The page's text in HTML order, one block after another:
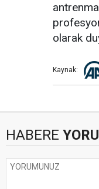
olarak
Kaynak:
HABERE